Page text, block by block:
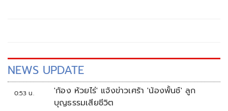
NEWS UPDATE
0:53 น.
'ก้อง ห้วยไร่' แจ้งข่าวเศร้า 'น้องพั้นช์' ลูก
บุญธรรมเสียชีวิต